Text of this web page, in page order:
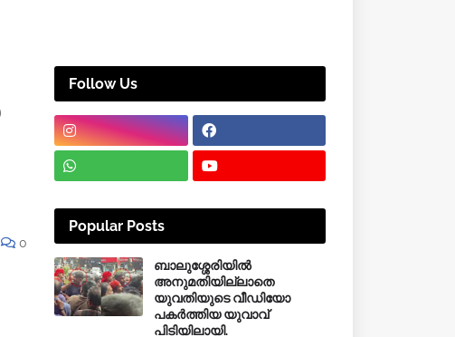
0
Follow Us
Popular Posts
ബാലുശ്ശേരിയിൽ
അനുമതിയില്ലാതെ
യുവതിയുടെ വീഡിയോ
പകർത്തിയ യുവാവ്
പിടിയിലായി.